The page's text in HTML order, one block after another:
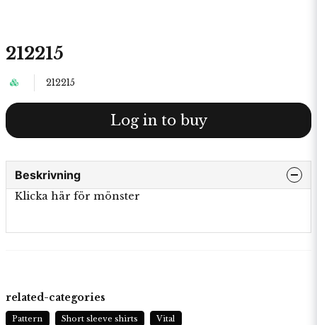
212215
212215
Log in to buy
Beskrivning
Klicka här för mönster
related-categories
Pattern Short sleeve shirts Vital